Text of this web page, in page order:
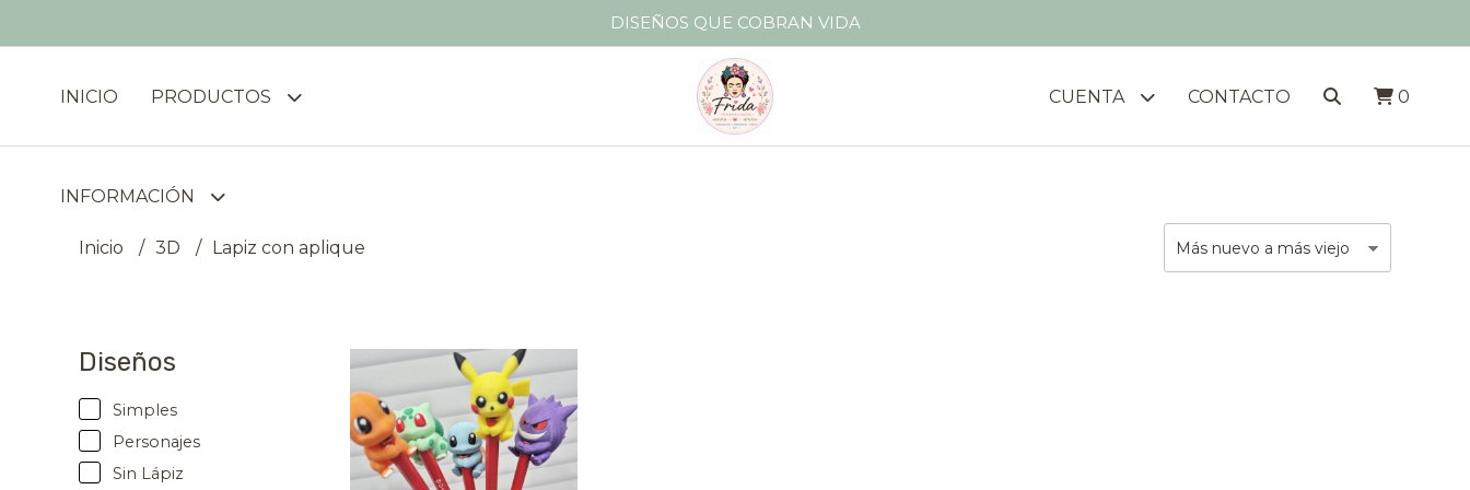
DISEÑOS QUE COBRAN VIDA
INICIO PRODUCTOS
INFORMACIÓN
CUENTA CONTACTO 0
Inicio 3D Lapiz con aplique
Diseños
Simples
Personajes
Sin Lápiz